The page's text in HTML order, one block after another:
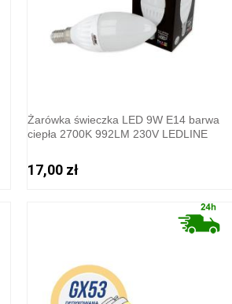
Żarówka świeczka LED 9W E14 barwa
ciepła 2700K 992LM 230V LEDLINE
17,00 zł